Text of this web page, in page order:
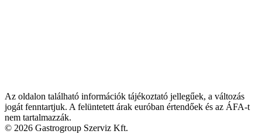
Az oldalon található információk tájékoztató jellegűek, a változás
jogát fenntartjuk. A felüntetett árak euróban értendőek és az ÁFA-t
nem tartalmazzák.
© 2026 Gastrogroup Szerviz Kft.